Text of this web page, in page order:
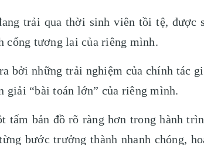
trải qua thời sinh viên tồi tệ,
cổng tương lai của riêng mình.
bởi những trải nghiệm của chính tác
giải “bài toán lớn” của riêng mình.
tấm bản đồ rõ ràng hơn trong hành
bước trưởng thành nhanh chóng,